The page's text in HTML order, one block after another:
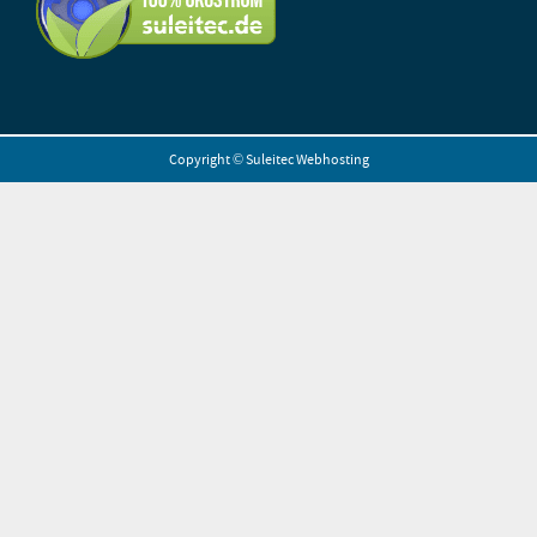
Copyright ©Suleitec Webhosting